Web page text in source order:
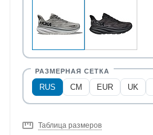
RUS CM EUR UK
Таблица размеров